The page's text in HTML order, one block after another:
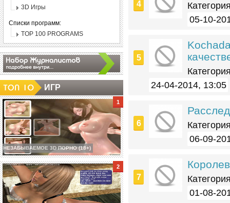
3D Игры
Списки программ:
TOP 100 PROGRAMS
ИГР
НЕЗАБЫВАЕМОЕ 3D ПОРНО (18+)
05-10-
24-04-2014, 13:05
06-09-
01-08-